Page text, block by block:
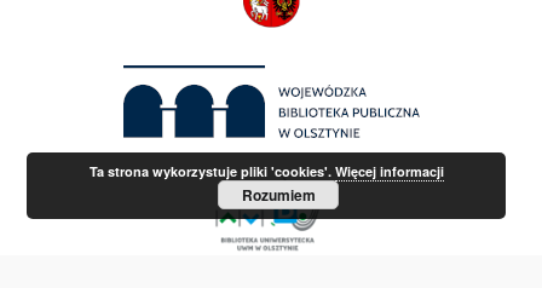
Ta strona wykorzystuje pliki 'cookies'. Więcej informacji
Rozumiem